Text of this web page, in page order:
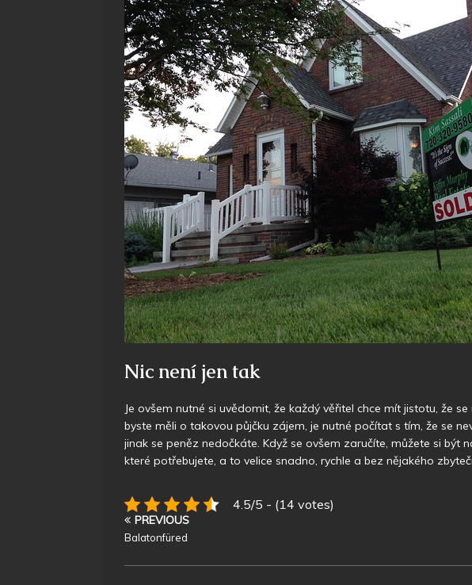
Nic není jen tak
Je ovšem nutné si uvědomit, že každý věřitel chce mít jistotu, že
byste měli o takovou půjčku zájem, je nutné počítat s tím, že se
jinak se peněz nedočkáte. Když se ovšem zaručíte, můžete si být
které potřebujete, a to velice snadno, rychle a bez nějakého
4.5/5 - (14 votes)
PREVIOUS
Balatonfüred